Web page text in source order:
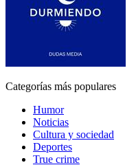
Categorías más populares
Humor
Noticias
Cultura y sociedad
Deportes
True crime